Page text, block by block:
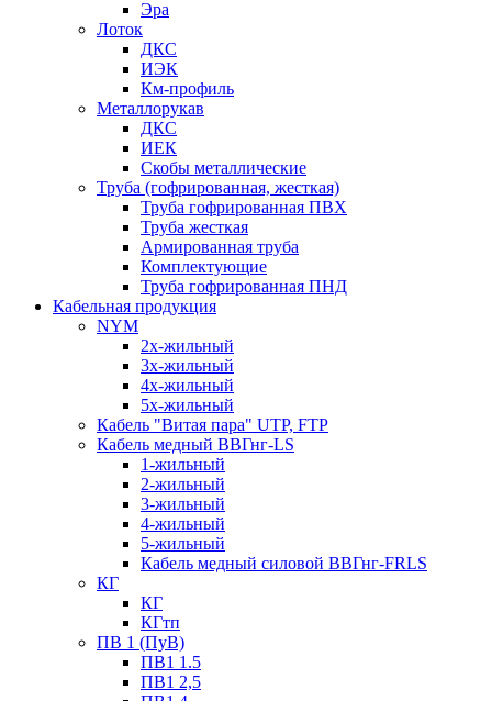
Эра
Лоток
ДКС
ИЭК
Км-профиль
Металлорукав
ДКС
ИЕК
Скобы металлические
Труба (гофрированная, жесткая)
Труба гофрированная ПВХ
Труба жесткая
Армированная труба
Комплектующие
Труба гофрированная ПНД
Кабельная продукция
NYM
2х-жильный
3х-жильный
4х-жильный
5х-жильный
Кабель "Витая пара" UTP, FTP
Кабель медный ВВГнг-LS
1-жильный
2-жильный
3-жильный
4-жильный
5-жильный
Кабель медный силовой ВВГнг-FRLS
КГ
КГ
КГтп
ПВ 1 (ПуВ)
ПВ1 1.5
ПВ1 2,5